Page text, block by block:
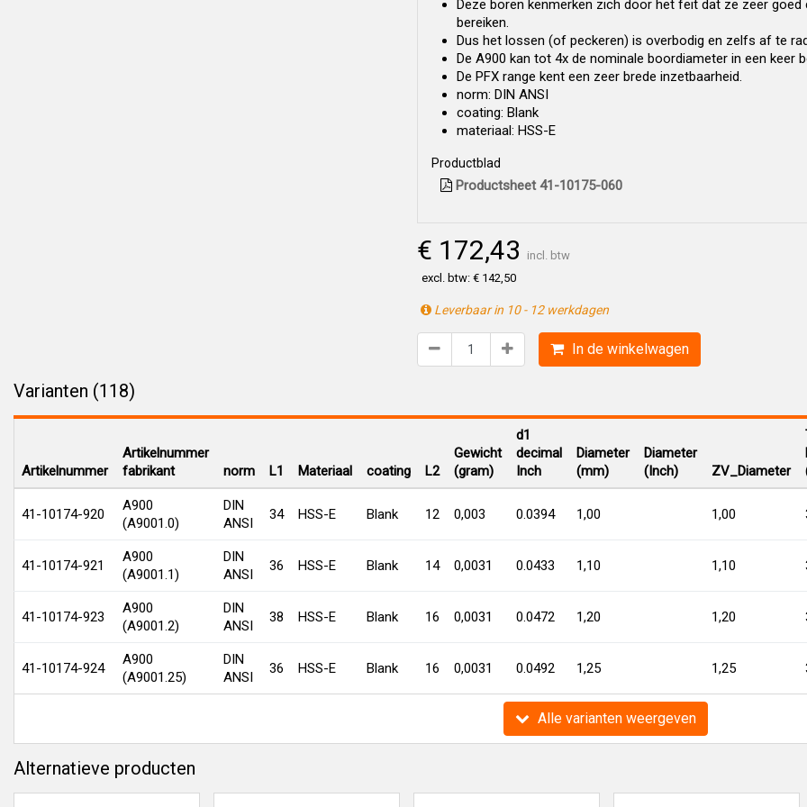
Deze boren kenmerken zich door het feit dat ze zeer
bereiken.
Dus het lossen (of peckeren) is overbodig en zelfs af te
De A900 kan tot 4x de nominale boordiameter in een keer
De PFX range kent een zeer brede inzetbaarheid.
norm: DIN ANSI
coating: Blank
materiaal: HSS-E
Productblad
Productsheet 41-10175-060
€ 172,43
incl. btw
excl. btw: € 142,50
Leverbaar in 10 - 12 werkdagen
In de winkelwagen
Varianten (118)
Artikelnummer
Artikelnummer
fabrikant
norm L1 Materiaal coating L2
Gewicht
(gram)
d1
decimal
Inch
Diameter
(mm)
Diameter
(Inch)
ZV_Diameter
41-10174-920
A900
(A9001.0)
DIN
ANSI
34 HSS-E Blank 12 0,003 0.0394 1,00 1,00
41-10174-921
A900
(A9001.1)
DIN
ANSI
36 HSS-E Blank 14 0,0031 0.0433 1,10 1,10
41-10174-923
A900
(A9001.2)
DIN
ANSI
38 HSS-E Blank 16 0,0031 0.0472 1,20 1,20
41-10174-924
A900
(A9001.25)
DIN
ANSI
36 HSS-E Blank 16 0,0031 0.0492 1,25 1,25
Alle varianten weergeven
Alternatieve producten